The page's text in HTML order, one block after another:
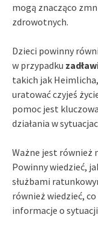
mogą znacząco
zdrowotnych.
Dzieci powinny
w przypadku
takich jak
uratować czyjeś
pomoc jest
działania w
Ważne jest również
Powinny wiedzieć,
służbami
również wiedzieć,
informacje o